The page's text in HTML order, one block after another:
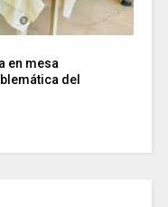
en mesa
del